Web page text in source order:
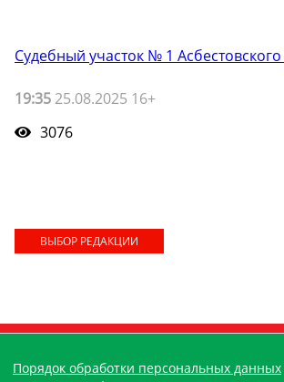
Судебный участок № 1
19:35 25.08.2025 16+
3076
ВЫБОР РЕДАКЦИИ
Порядок обработки персональных данных